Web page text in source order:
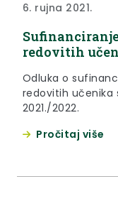
6. rujna 2021.
redovitih
Odluka o
redovitih učenika
2021./2022.
Pročitaj više